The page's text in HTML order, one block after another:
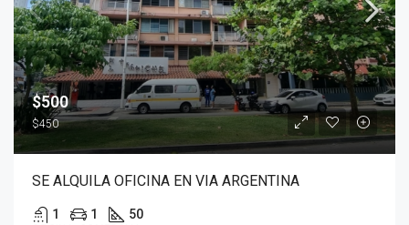
$500
$450
SE ALQUILA OFICINA EN VIA ARGENTINA
1 1 50